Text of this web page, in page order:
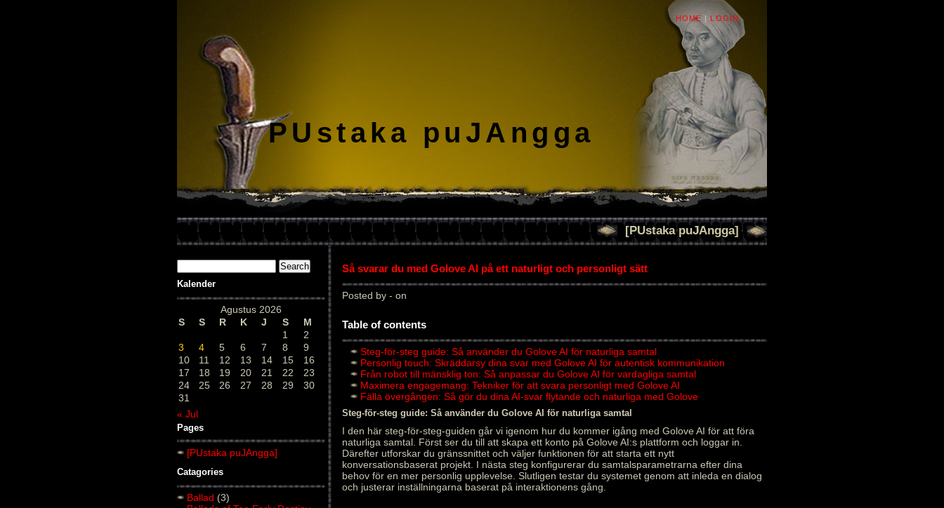
HOME | LOGIN
PUstaka puJAngga
[PUstaka puJAngga]
Kalender
Agustus 2026
S
S R K J S
M
1
2
3
4 5 6 7 8
9
10
11 12 13 14 15
16
17
18 19 20 21 22
23
24
25 26 27 28 29
30
31
« Jul
Pages
[PUstaka puJAngga]
Catagories
Ballad (3)
Så svarar du med Golove AI på ett naturligt och personligt sätt
Posted by - on
Table of contents
Steg-för-steg guide: Så använder du Golove AI för naturliga samtal
Personlig touch: Skräddarsy dina svar med Golove AI för autentisk kommunikation
Från robot till mänsklig ton: Så anpassar du Golove AI för vardagliga samtal
Maximera engagemang: Tekniker för att svara personligt med Golove AI
Fälla övergången: Så gör du dina AI-svar flytande och naturliga med Golove
Steg-för-steg guide: Så använder du Golove AI för naturliga samtal
I den här steg-för-steg-guiden går vi igenom hur du kommer igång med Golove AI för att föra
naturliga samtal. Först ser du till att skapa ett konto på Golove AI:s plattform och loggar in.
Därefter utforskar du gränssnittet och väljer funktionen för att starta ett nytt
konversationsbaserat projekt. I nästa steg konfigurerar du samtalsparametrarna efter dina
behov för en mer personlig upplevelse. Slutligen testar du systemet genom att inleda en dialog
och justerar inställningarna baserat på interaktionens gång.